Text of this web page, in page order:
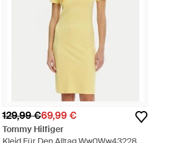
129,99 €69,99 €
Tommy Hilfiger